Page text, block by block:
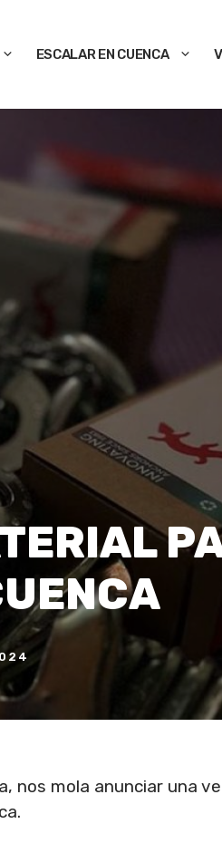
ESCALAR EN CUENCA
nos mola anunciar una